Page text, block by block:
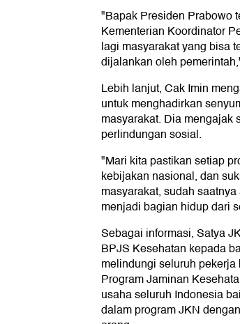
"Bapak Presiden Prabowo
Kementerian Koordinator
lagi masyarakat yang bisa
dijalankan oleh
Lebih lanjut, Cak Imin
untuk menghadirkan
masyarakat. Dia mengajak
perlindungan sosial.
"Mari kita pastikan setiap
kebijakan nasional, dan
masyarakat, sudah
menjadi bagian hidup dari
Sebagai informasi, Satya
BPJS Kesehatan kepada
melindungi seluruh
Program Jaminan
usaha seluruh Indonesia
dalam program JKN